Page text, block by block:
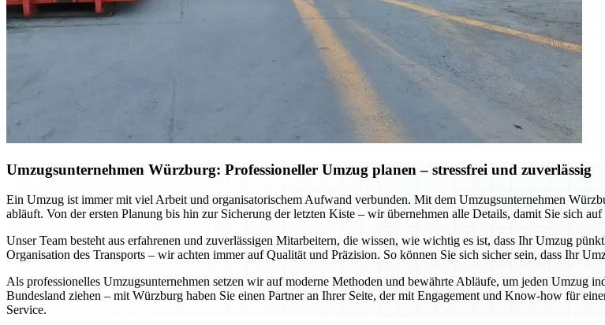
Umzugsunternehmen Würzburg: Professioneller Umzug planen – stressfrei und zuverlässig
Ein Umzug ist immer mit viel Arbeit und organisatorischem Aufwand verbunden. Mit dem Umzugsunternehmen
abläuft. Von der ersten Planung bis hin zur Sicherung der letzten Kiste – wir übernehmen alle Details, damit Sie sich
Unser Team besteht aus erfahrenen und zuverlässigen Mitarbeitern, die wissen, wie wichtig es ist, dass Ihr Umzug
Organisation des Transports – wir achten immer auf Qualität und Präzision. So können Sie sich sicher sein, dass Ihr
Als professionelles Umzugsunternehmen setzen wir auf moderne Methoden und bewährte Abläufe, um jeden Umzug
Bundesland ziehen – mit Würzburg haben Sie einen Partner an Ihrer Seite, der mit Engagement und Know-how für
Service.